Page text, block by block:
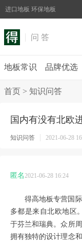
进口地板 环保地板
问 答
地板常识 品牌优选
首页 > 知识问答
国内有没有北欧
知识问答 2021-06-28
匿名2021-06-28 16:24
得高地板专营国
多都是来自北欧地区
于芬兰和瑞典。众所
拥有独特的设计理念